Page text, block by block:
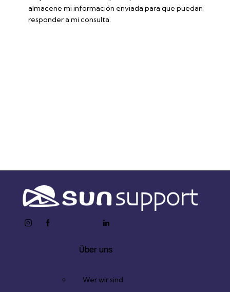
almacene mi información enviada para que puedan
responder a mi consulta.
instagramfacebook- youtube2
linkedin
Über uns
Wer wir sind